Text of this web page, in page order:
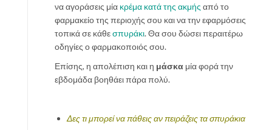
να αγοράσεις μία κρέμα κατά της ακμής από το
φαρμακείο της περιοχής σου και να την εφαρμόσεις
τοπικά σε κάθεσπυράκι. Θα σου δώσει περαιτέρω
οδηγίες ο φαρμακοποιός σου.
Επίσης, η απολέπιση και η μάσκα μία φορά την
εβδομάδα βοηθάει πάρα πολύ.
Δες τι μπορεί να πάθεις αν πειράζεις τα σπυράκια